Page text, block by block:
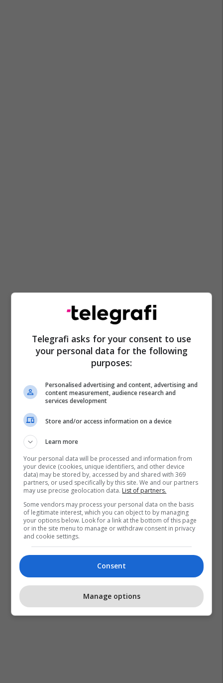
Telegrafi asks for your consent to use
your personal data for the following
purposes:
Personalised advertising and content, advertising and
content measurement, audience research and
services development
Store and/or access information on a device
Learn more
Your personal data will be processed and information from
your device (cookies, unique identifiers, and other device
data) may be stored by, accessed by and shared with 369
partners, or used specifically by this site. We and our partners
may use precise geolocation data. List of partners.
Some vendors may process your personal data on the basis
of legitimate interest, which you can object to by managing
your options below. Look for a link at the bottom of this page
or in the site menu to manage or withdraw consent in privacy
and cookie settings.
Consent
Manage options